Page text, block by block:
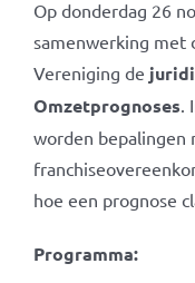
Op donderdag 26
samenwerking met
Vereniging de
Omzetprognoses.
worden bepalingen
hoe een prognose
Programma: